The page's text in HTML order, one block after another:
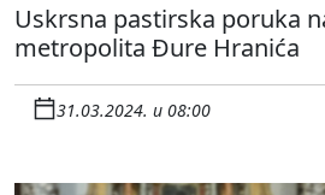
Uskrsna pastirska poruka
metropolita Đure Hranića
31.03.2024. u 08:00